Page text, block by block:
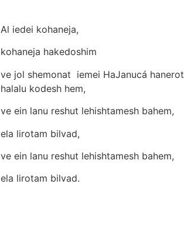
Al iedei kohaneja,
kohaneja hakedoshim
ve jol shemonat iemei HaJanucá hanerot
halalu kodesh hem,
ve ein lanu reshut lehishtamesh bahem,
ela lirotam bilvad,
ve ein lanu reshut lehishtamesh bahem,
ela lirotam bilvad.